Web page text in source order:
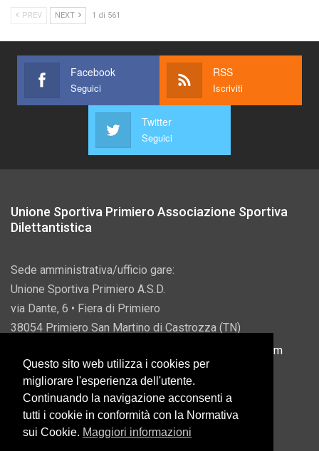
PREV NEXT 1 di 561
Facebook
Seguici
RSS
Iscriviti
Twitter
Seguici
Unione Sportiva Primiero Associazione Sportiva
Dilettantistica
Sede amministrativa/ufficio gare:
Unione Sportiva Primiero A.S.D.
via Dante, 6 • Fiera di Primiero
38054 Primiero San Martino di Castrozza (TN)
info@usprimiero.com
Vantaggi da Pubblica Amministrazione
Questo sito web utilizza i cookies per
migliorare l'esperienza dell'utente.
Continuando la navigazione acconsenti a
tutti i cookie in conformità con la Normativa
sui Cookie. Maggiori informazioni